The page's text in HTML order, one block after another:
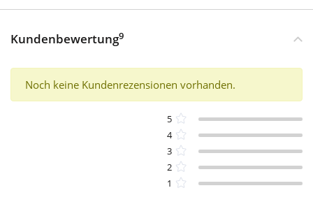
Kundenbewertung9
Noch keine Kundenrezensionen vorhanden.
5
4
3
2
1